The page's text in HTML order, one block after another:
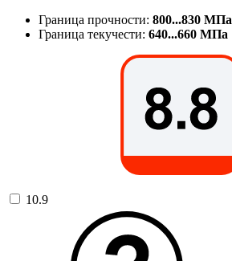
Граница прочности: 800...830 МПа
Граница текучести: 640...660 МПа
10.9